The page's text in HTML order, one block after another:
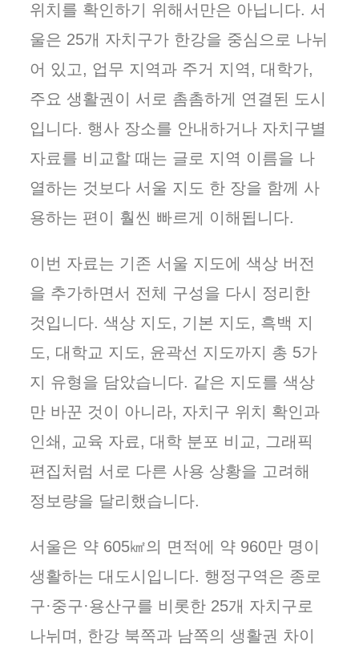
위치를 확인하기 위해서만은 아닙니다. 서
울은 25개 자치구가 한강을 중심으로 나뉘
어 있고, 업무 지역과 주거 지역, 대학가,
주요 생활권이 서로 촘촘하게 연결된 도시
입니다. 행사 장소를 안내하거나 자치구별
자료를 비교할 때는 글로 지역 이름을 나
열하는 것보다 서울 지도 한 장을 함께 사
용하는 편이 훨씬 빠르게 이해됩니다.
이번 자료는 기존 서울 지도에 색상 버전
을 추가하면서 전체 구성을 다시 정리한
것입니다. 색상 지도, 기본 지도, 흑백 지
도, 대학교 지도, 윤곽선 지도까지 총 5가
지 유형을 담았습니다. 같은 지도를 색상
만 바꾼 것이 아니라, 자치구 위치 확인과
인쇄, 교육 자료, 대학 분포 비교, 그래픽
편집처럼 서로 다른 사용 상황을 고려해
정보량을 달리했습니다.
서울은 약 605㎢의 면적에 약 960만 명이
생활하는 대도시입니다. 행정구역은 종로
구·중구·용산구를 비롯한 25개 자치구로
나뉘며, 한강 북쪽과 남쪽의 생활권 차이